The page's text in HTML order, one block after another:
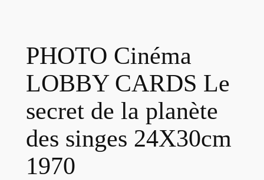
PHOTO Cinéma
LOBBY CARDS Le
secret de la planète
des singes 24X30cm
1970